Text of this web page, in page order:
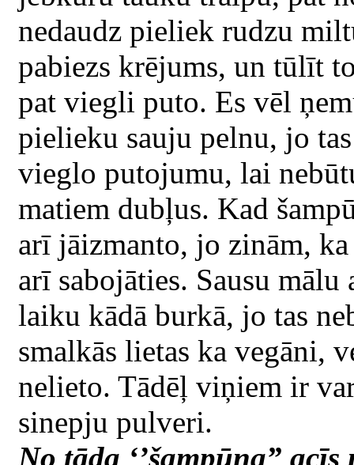
nedaudz pieliek rudzu
pabiezs krējums, un tūlīt
pat viegli puto. Es vēl
pielieku sauju pelnu, jo
vieglo putojumu, lai
matiem dubļus. Kad
arī jāizmanto, jo zinām,
arī sabojāties. Sausu
laiku kādā burkā, jo tas
smalkās lietas ka vegāni,
nelieto. Tādēļ viņiem ir
sinepju pulveri.
No tāda ‘’šampūna”